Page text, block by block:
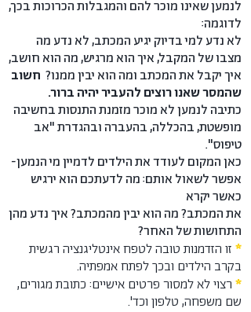
לנמען שאינו מוכר להם והמגבלות הכרוכות בכך,
לדוגמה:
לא נדע למי בדיוק יגיע המכתב, לא נדע מה
מצבו של המקבל, איך הוא מרגיש, מה הוא חושב,
איך יקבל את המכתב ומה הוא יבין ממנו? חשוב
שהמסר שאנו רוצים להעביר יהיה ברור.
כתיבה לנמען לא מוכר מזמנת התנסות בחשיבה
מופשטת, בהכללה, בהעברה ובהגדרת "אב
טיפוס".
כאן המקום לעודד את הילדים לדמיין מי הנמען-
אפשר לשאול אותם: מה לדעתכם הוא ירגיש
כאשר יקרא
את המכתב? מה הוא יבין מהמכתב? איך נדע מהן
התחושות של האחר?
* זו הזדמנות טובה לטפח אינטליגנציה רגשית
בקרב הילדים ובכך לפתח אמפתיה.
* רצוי לא למסור פרטים אישיים: כתובת מגורים,
שם משפחה, טלפון וכד'.